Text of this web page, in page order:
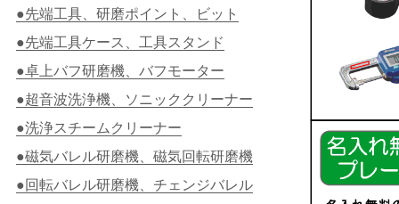
●先端工具、研磨ポイント、ビット
●先端工具ケース、工具スタンド
●卓上バフ研磨機、バフモーター
●超音波洗浄機、ソニッククリーナー
●洗浄スチームクリーナー
●磁気バレル研磨機、磁気回転研磨機
●回転バレル研磨機、チェンジバレル